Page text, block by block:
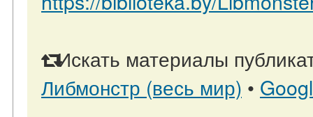
Искать материалы
Либмонстр (весь мир) •